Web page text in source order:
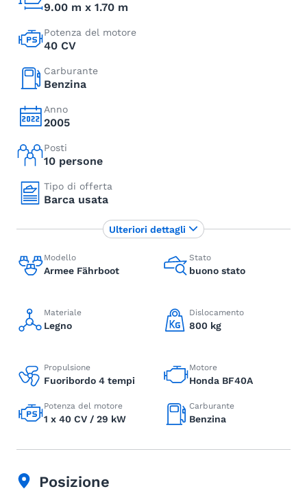
9.00 m x 1.70 m
Potenza del motore
40 CV
Carburante
Benzina
Anno
2005
Posti
10 persone
Tipo di offerta
Barca usata
Modello
Armee Fährboot
Stato
buono stato
Materiale
Legno
Dislocamento
800 kg
Propulsione
Fuoribordo 4 tempi
Motore
Honda BF40A
Potenza del motore
1 x 40 CV / 29 kW
Carburante
Benzina
Ulteriori dettagli
Posizione